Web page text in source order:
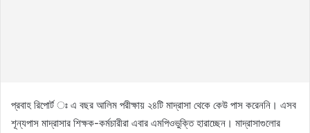
প্রবাহ রিপোর্ট ঃ এ বছর আলিম পরীক্ষায় ২৪টি মাদ্রাসা থেকে কেউ পাস করেননি। এসব
শূন্যপাস মাদ্রাসার শিক্ষক-কর্মচারীরা এবার এমপিওভুক্তি হারাচ্ছেন। মাদ্রাসাগুলোর